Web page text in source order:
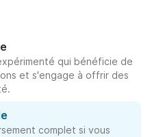
qui bénéficie de
et s'engage à offrir des
complet si vous